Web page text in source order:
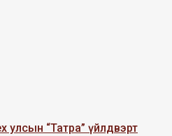
улсын “Татра” үйлдвэрт